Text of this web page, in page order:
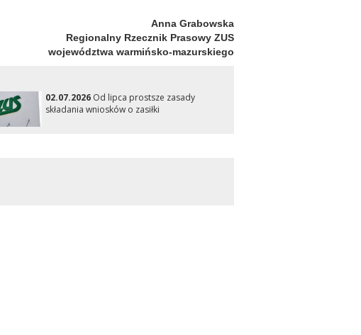
Anna Grabowska
Regionalny Rzecznik Prasowy ZUS
województwa warmińsko-mazurskiego
02.07.2026Od lipca prostsze zasady
składania wniosków o zasiłki